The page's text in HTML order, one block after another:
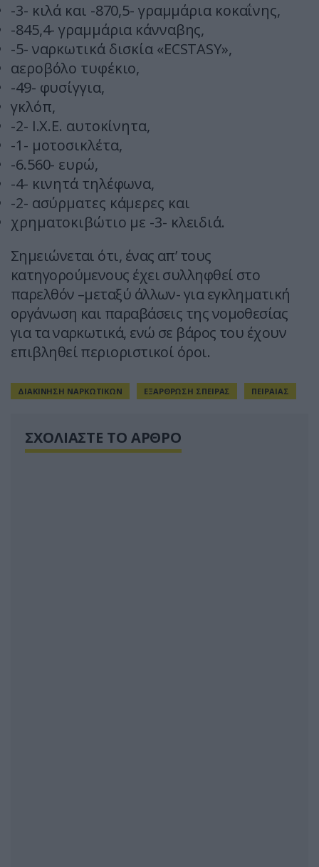
-3- κιλά και -870,5- γραμμάρια κοκαΐνης,
-845,4- γραμμάρια κάνναβης,
-5- ναρκωτικά δισκία «ECSTASY»,
αεροβόλο τυφέκιο,
-49- φυσίγγια,
γκλόπ,
-2- Ι.Χ.Ε. αυτοκίνητα,
-1- μοτοσικλέτα,
-6.560- ευρώ,
-4- κινητά τηλέφωνα,
-2- ασύρματες κάμερες και
χρηματοκιβώτιο με -3- κλειδιά.
Σημειώνεται ότι, ένας απ’ τους
κατηγορούμενους έχει συλληφθεί στο
παρελθόν –μεταξύ άλλων- για εγκληματική
οργάνωση και παραβάσεις της νομοθεσίας
για τα ναρκωτικά, ενώ σε βάρος του έχουν
επιβληθεί περιοριστικοί όροι.
ΔΙΑΚΙΝΗΣΗ ΝΑΡΚΩΤΙΚΩΝ ΕΞΑΡΘΡΩΣΗ ΣΠΕΙΡΑΣ ΠΕΙΡΑΙΑΣ
ΣΧΟΛΙΑΣΤΕ ΤΟ ΑΡΘΡΟ